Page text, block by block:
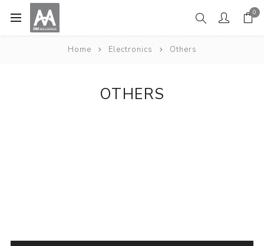
0
Home Electronics Others
OTHERS